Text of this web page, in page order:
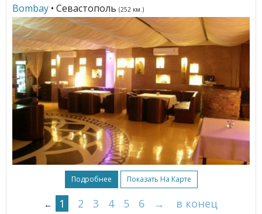
Bombay • Севастополь (252 км.)
Подробнее Показать На Карте
← 1 2 3 4 5 6 → в конец